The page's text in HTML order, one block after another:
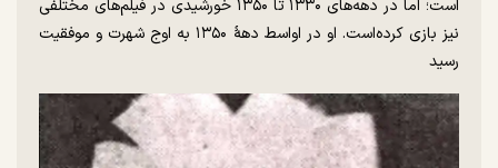
است؛ اما در دهه‌های ۱۳۳۰ تا ۱۳۵۰ خورشیدی در فیلم‌های مختلفی
نیز بازی کرده‌است. او در اواسط دههٔ ۱۳۵۰ به اوج شهرت و موفقیت
رسید